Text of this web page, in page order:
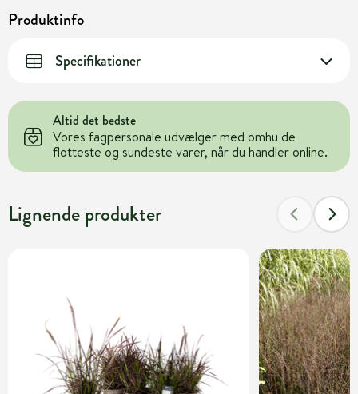
Produktinfo
Specifikationer
Altid det bedste
Vores fagpersonale udvælger med omhu de
flotteste og sundeste varer, når du handler online.
Lignende produkter